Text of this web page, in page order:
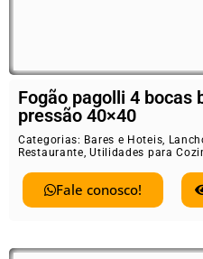
Fogão pagolli 4 bocas
pressão 40×40
Categorias: Bares e Hoteis,
Restaurante,Utilidades para
Fale conosco!